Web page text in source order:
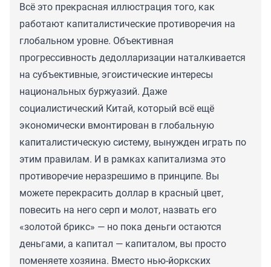
Всё это прекрасная иллюстрация того, как
работают капиталистические противоречия на
глобальном уровне. Объективная
прогрессивность дедолларизации наталкивается
на субъективные, эгоистические интересы
национальных буржуазий. Даже
социалистический Китай, который всё ещё
экономически вмонтирован в глобальную
капиталистическую систему, вынужден играть по
этим правилам. И в рамках капитализма это
противоречие неразрешимо в принципе. Вы
можете перекрасить доллар в красный цвет,
повесить на него серп и молот, назвать его
«золотой брикс» — но пока деньги остаются
деньгами, а капитал — капиталом, вы просто
поменяете хозяина. Вместо нью-йоркских